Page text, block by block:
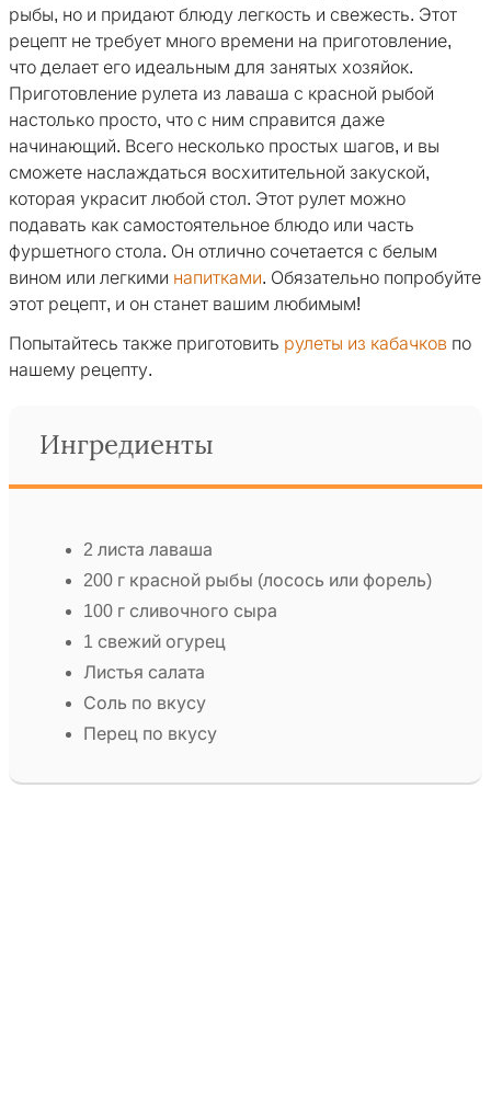
рыбы, но и придают блюду легкость и свежесть. Этот
рецепт не требует много времени на приготовление,
что делает его идеальным для занятых хозяйок.
Приготовление рулета из лаваша с красной рыбой
настолько просто, что с ним справится даже
начинающий. Всего несколько простых шагов, и вы
сможете наслаждаться восхитительной закуской,
которая украсит любой стол. Этот рулет можно
подавать как самостоятельное блюдо или часть
фуршетного стола. Он отлично сочетается с белым
вином или легкими напитками. Обязательно попробуйте
этот рецепт, и он станет вашим любимым!
Попытайтесь также приготовить рулеты из кабачков по
нашему рецепту.
Ингредиенты
2 листа лаваша
200 г красной рыбы (лосось или форель)
100 г сливочного сыра
1 свежий огурец
Листья салата
Соль по вкусу
Перец по вкусу